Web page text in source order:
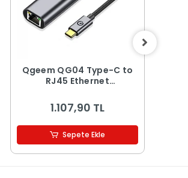
Qgeem QG04 Type-C to
RJ45 Ethernet
1024Mbps 22cm
1.107,90 TL
Sepete Ekle